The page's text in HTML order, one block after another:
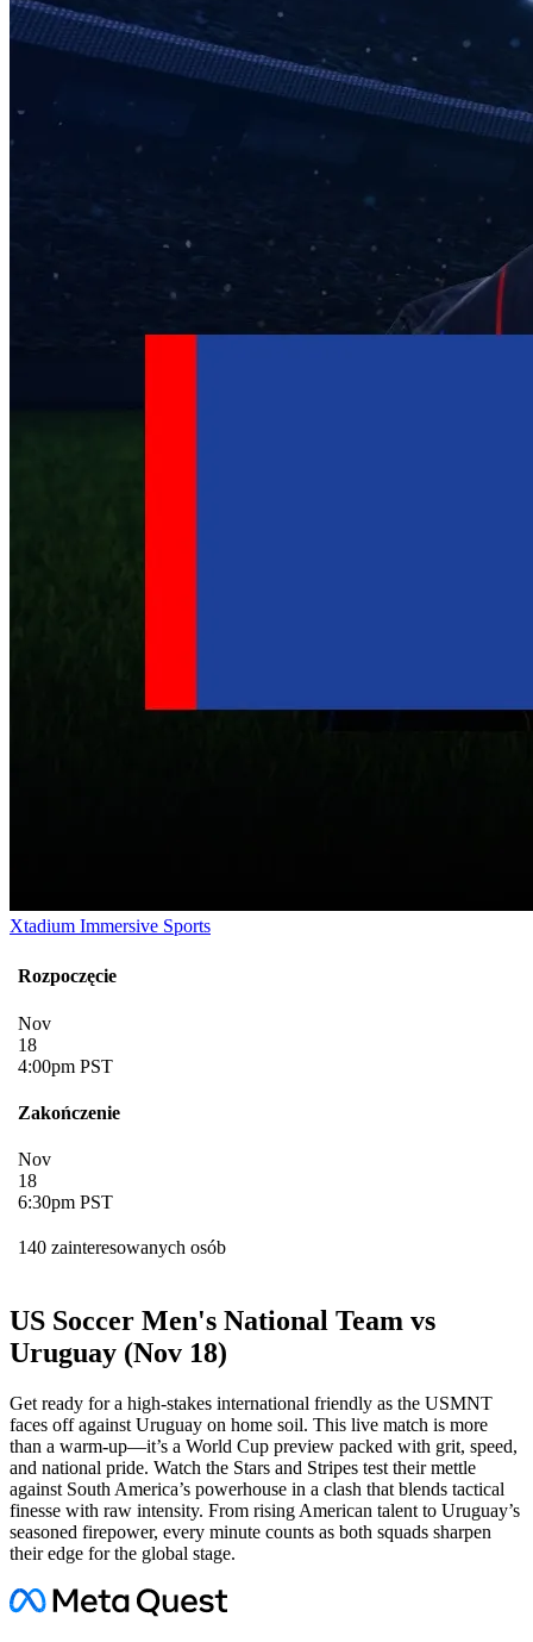
Xtadium Immersive Sports
Rozpoczęcie
Nov
18
4:00pm PST
Zakończenie
Nov
18
6:30pm PST
140 zainteresowanych osób
US Soccer Men's National Team vs
Uruguay (Nov 18)
Get ready for a high-stakes international friendly as the USMNT
faces off against Uruguay on home soil. This live match is more
than a warm-up—it’s a World Cup preview packed with grit, speed,
and national pride. Watch the Stars and Stripes test their mettle
against South America’s powerhouse in a clash that blends tactical
finesse with raw intensity. From rising American talent to Uruguay’s
seasoned firepower, every minute counts as both squads sharpen
their edge for the global stage.